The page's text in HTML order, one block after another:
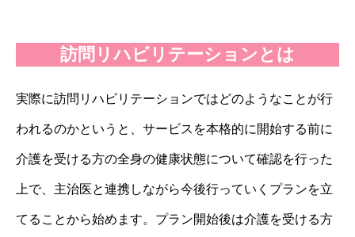
訪問リハビリテーションとは
実際に訪問リハビリテーションではどのようなことが行
われるのかというと、サービスを本格的に開始する前に
介護を受ける方の全身の健康状態について確認を行った
上で、主治医と連携しながら今後行っていくプランを立
てることから始めます。プラン開始後は介護を受ける方